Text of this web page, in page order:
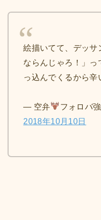
絵描いてて、デッサ
ならんじゃろ！」っ
っ込んでくるから辛
— 空弁
フォロバ
2018年10月10日